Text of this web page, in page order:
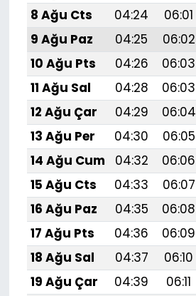
8 Ağu Cts
04:24 06:01
9 Ağu Paz
04:25 06:02
10 Ağu Pts
04:26 06:03
11 Ağu Sal
04:28 06:03
12 Ağu Çar
04:29 06:04
13 Ağu Per
04:30 06:05
14 Ağu Cum
04:32 06:06
15 Ağu Cts
04:33 06:07
16 Ağu Paz
04:35 06:08
17 Ağu Pts
04:36 06:09
18 Ağu Sal
04:37 06:10
19 Ağu Çar
04:39 06:11